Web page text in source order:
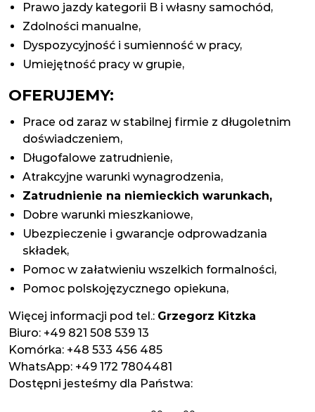
Prawo jazdy kategorii B i własny samochód,
Zdolności manualne,
Dyspozycyjność i sumienność w pracy,
Umiejętność pracy w grupie,
OFERUJEMY:
Prace od zaraz w stabilnej firmie z długoletnim
doświadczeniem,
Długofalowe zatrudnienie,
Atrakcyjne warunki wynagrodzenia,
Zatrudnienie na niemieckich warunkach,
Dobre warunki mieszkaniowe,
Ubezpieczenie i gwarancje odprowadzania
składek,
Pomoc w załatwieniu wszelkich formalności,
Pomoc polskojęzycznego opiekuna,
Więcej informacji pod tel.: Grzegorz Kitzka
Biuro: +49 821 508 539 13
Komórka: +48 533 456 485
WhatsApp: +49 172 7804481
Dostępni jesteśmy dla Państwa: